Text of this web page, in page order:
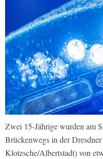
Zwei 15-Jährige wurden am
Brückenwegs in der
Klotzsche/Albertstadt) von